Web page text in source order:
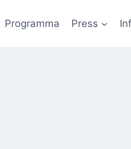
Programma Press